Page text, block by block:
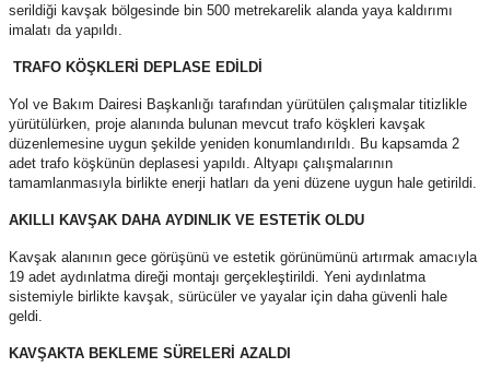
serildiği kavşak bölgesinde bin 500 metrekarelik alanda yaya kaldırımı
imalatı da yapıldı.
TRAFO KÖŞKLERİ DEPLASE EDİLDİ
Yol ve Bakım Dairesi Başkanlığı tarafından yürütülen çalışmalar titizlikle
yürütülürken, proje alanında bulunan mevcut trafo köşkleri kavşak
düzenlemesine uygun şekilde yeniden konumlandırıldı. Bu kapsamda 2
adet trafo köşkünün deplasesi yapıldı. Altyapı çalışmalarının
tamamlanmasıyla birlikte enerji hatları da yeni düzene uygun hale getirildi.
AKILLI KAVŞAK DAHA AYDINLIK VE ESTETİK OLDU
Kavşak alanının gece görüşünü ve estetik görünümünü artırmak amacıyla
19 adet aydınlatma direği montajı gerçekleştirildi. Yeni aydınlatma
sistemiyle birlikte kavşak, sürücüler ve yayalar için daha güvenli hale
geldi.
KAVŞAKTA BEKLEME SÜRELERİ AZALDI